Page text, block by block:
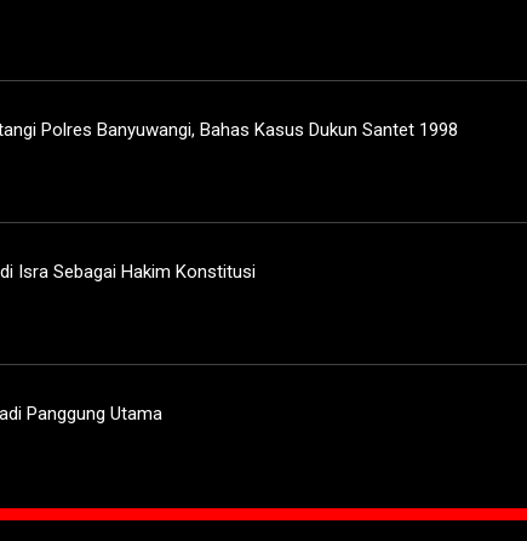
Polres Banyuwangi, Bahas Kasus Dukun Santet 1998
Isra Sebagai Hakim Konstitusi
Panggung Utama